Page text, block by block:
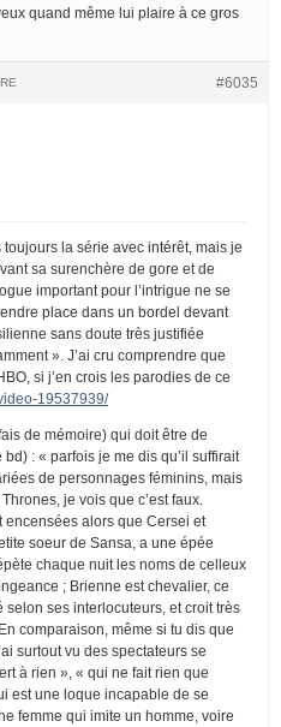
quand même lui plaire à ce gros
#6035
la série avec intérêt, mais je
sa surenchère de gore et de
important pour l’intrigue ne se
place dans un bordel devant
sans doute très justifiée
». J’ai cru comprendre que
si j’en crois les parodies de ce
19537939/
de mémoire) qui doit être de
: « parfois je me dis qu’il suffirait
de personnages féminins, mais
je vois que c’est faux.
encensées alors que Cersei et
soeur de Sansa, a une épée
chaque nuit les noms de celleux
; Brienne est chevalier, ce
ses interlocuteurs, et croit très
comparaison, même si tu dis que
surtout vu des spectateurs se
à rien », « qui ne fait rien que
est une loque incapable de se
femme qui imite un homme, voire